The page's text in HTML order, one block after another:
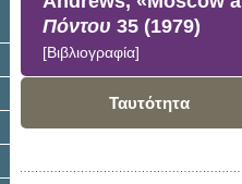
Πόντου 35 (1979)
[Βιβλιογραφία]
Ταυτότητα